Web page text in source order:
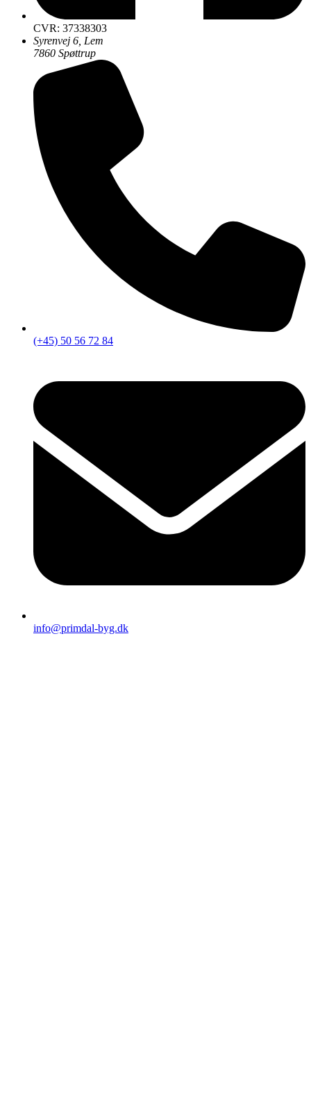
CVR: 37338303
Syrenvej 6, Lem
7860 Spøttrup
(+45) 50 56 72 84
info@primdal-byg.dk